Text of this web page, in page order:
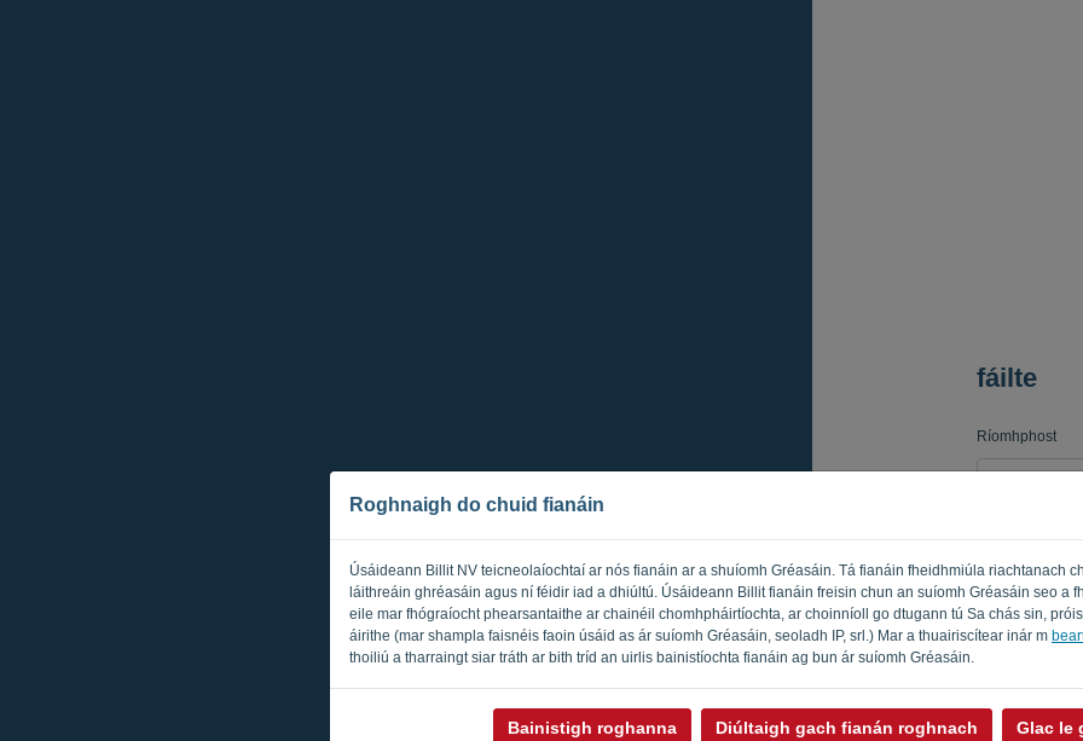
Roghnaigh do chuid fianáin
Úsáideann Billit NV teicneolaíochtaí ar nós fianáin ar a shuíomh Gréasáin. Tá fianáin fheidhmiúla riachtanach
láithreáin ghréasáin agus ní féidir iad a dhiúltú. Úsáideann Billit fianáin freisin chun an suíomh Gréasáin seo a
eile mar fhógraíocht phearsantaithe ar chainéil chomhpháirtíochta, ar choinníoll go dtugann tú Sa chás sin,
áirithe (mar shampla faisnéis faoin úsáid as ár suíomh Gréasáin, seoladh IP, srl.) Mar a thuairiscítear inár m
thoiliú a tharraingt siar tráth ar bith tríd an uirlis bainistíochta fianáin ag bun ár suíomh Gréasáin.
Bainistigh roghanna Diúltaigh gach fianán roghnach Glac le
fáilte
Ríomhphost
Cuir i